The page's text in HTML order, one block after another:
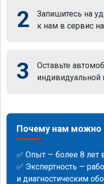
2
Запишитесь на
к нам в сервис
3
Оставьте
индивидуальной
Почему нам можно
✅ Опыт — более 8 лет
✅ Экспертность —
и диагностическим